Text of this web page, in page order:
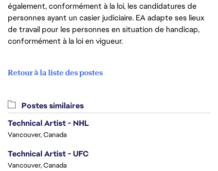
également, conformément à la loi, les candidatures de
personnes ayant un casier judiciaire. EA adapte ses lieux
de travail pour les personnes en situation de handicap,
conformément à la loi en vigueur.
Retour à la liste des postes
Postes similaires
Technical Artist - NHL
Vancouver, Canada
Technical Artist - UFC
Vancouver, Canada